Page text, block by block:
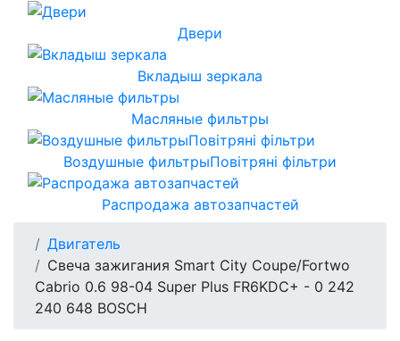
Двери
Вкладыш зеркала
Масляные фильтры
Воздушные фильтрыПовітряні фільтри
Распродажа автозапчастей
Двигатель
Свеча зажигания Smart City Coupe/Fortwo
Cabrio 0.6 98-04 Super Plus FR6KDC+ - 0 242
240 648 BOSCH